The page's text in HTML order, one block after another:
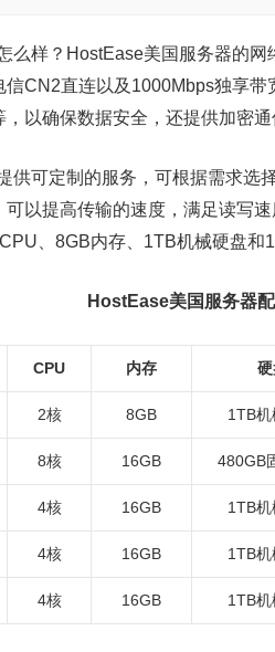
么样？HostEase美国服务器的网
信CN2直连以及1000Mbps独享
以确保数据安全，还提供加密通
供可定制的服务，可根据需求选
以提高传输的速度，满足读写
、8GB内存、1TB机械硬盘和
HostEase美国服务器
CPU 内存
2核 8GB 1TB
8核 16GB 480GB
4核 16GB 1TB
4核 16GB 1TB
4核 16GB 1TB